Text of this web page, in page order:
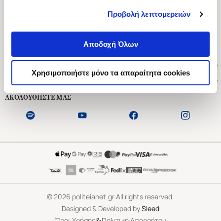
Προβολή λεπτομερειών
Αποδοχή Όλων
Χρησιμοποιήστε μόνο τα απαραίτητα cookies
Ασκληπιού 1-3, Αθήνα 106 79
Δευτέρα - Παρασκευή 09:00-21:00
Εξυπηρέτηση Πελατών
ΑΚΟΛΟΥΘΗΣΤΕ ΜΑΣ
©2026 politeianet.gr All rights reserved.
Designed & Developed bySleed